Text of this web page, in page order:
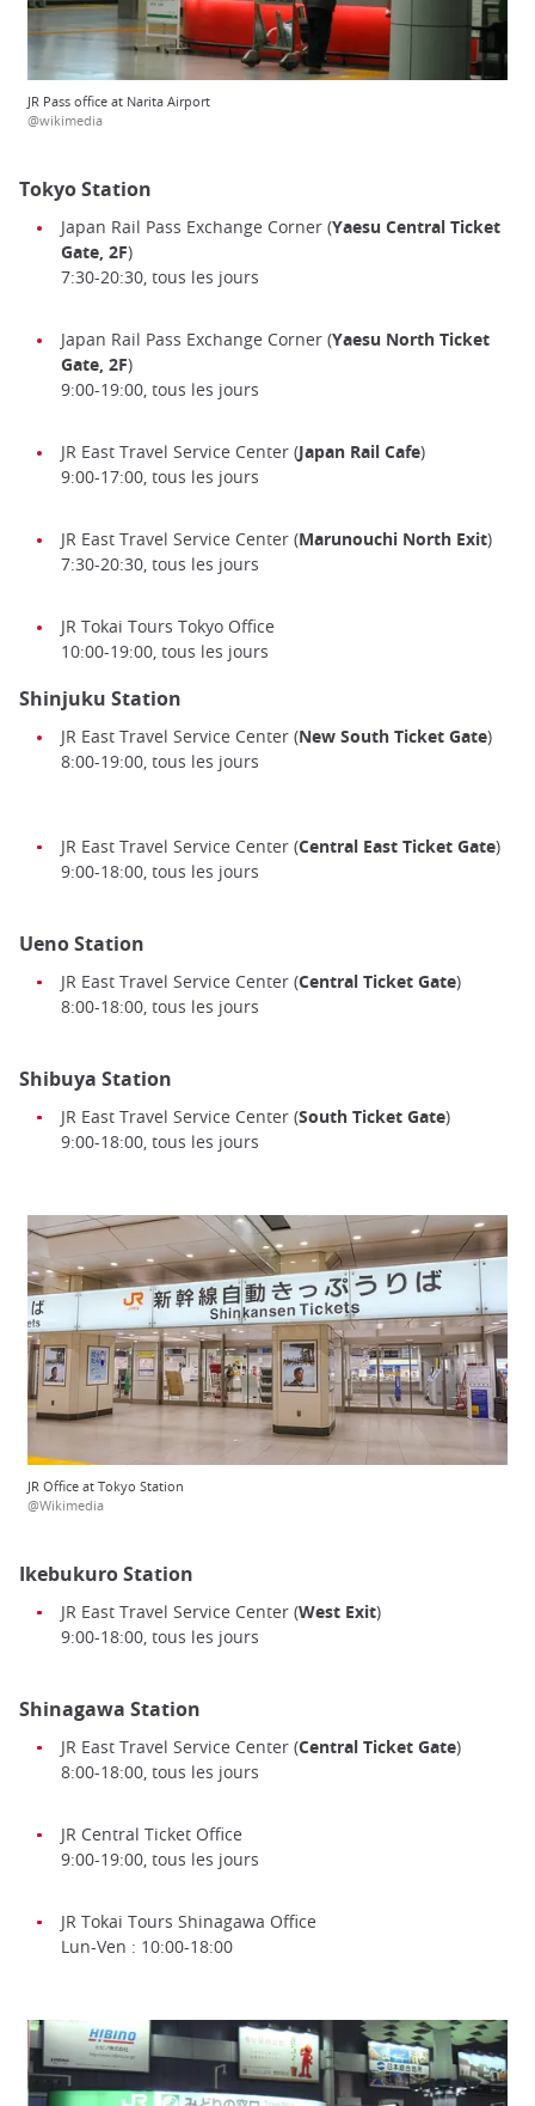
JR Pass office at Narita Airport
@wikimedia
Tokyo Station
Japan Rail Pass Exchange Corner (Yaesu Central Ticket
Gate, 2F)
7:30-20:30, tous les jours
Japan Rail Pass Exchange Corner (Yaesu North Ticket
Gate, 2F)
9:00-19:00, tous les jours
JR East Travel Service Center (Japan Rail Cafe)
9:00-17:00, tous les jours
JR East Travel Service Center (Marunouchi North Exit)
7:30-20:30, tous les jours
JR Tokai Tours Tokyo Office
10:00-19:00, tous les jours
Shinjuku Station
JR East Travel Service Center (New South Ticket Gate)
8:00-19:00, tous les jours
JR East Travel Service Center (Central East Ticket Gate)
9:00-18:00, tous les jours
Ueno Station
JR East Travel Service Center (Central Ticket Gate)
8:00-18:00, tous les jours
Shibuya Station
JR East Travel Service Center (South Ticket Gate)
9:00-18:00, tous les jours
JR Office at Tokyo Station
@Wikimedia
Ikebukuro Station
JR East Travel Service Center (West Exit)
9:00-18:00, tous les jours
Shinagawa Station
JR East Travel Service Center (Central Ticket Gate)
8:00-18:00, tous les jours
JR Central Ticket Office
9:00-19:00, tous les jours
JR Tokai Tours Shinagawa Office
Lun-Ven : 10:00-18:00